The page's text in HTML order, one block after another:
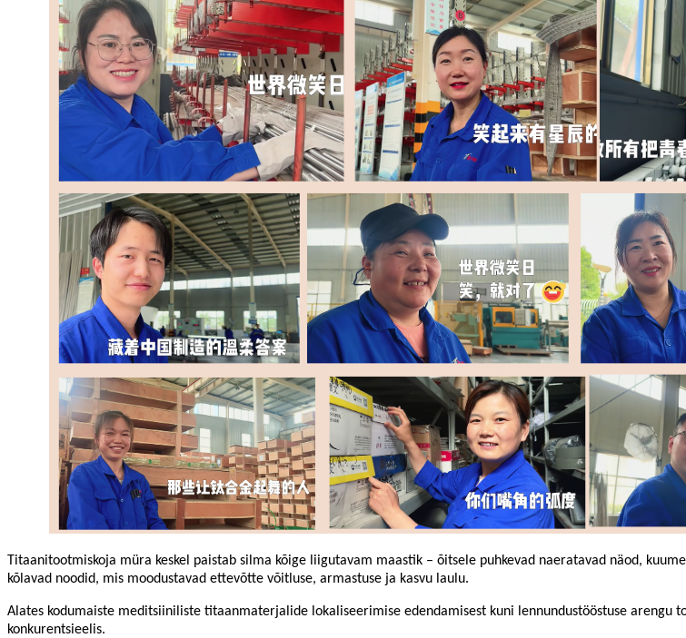
Titaanitootmiskoja müra keskel paistab silma kõige liigutavam maastik – õitsele puhkevad naeratavad näod,
kõlavad noodid, mis moodustavad ettevõtte võitluse, armastuse ja kasvu laulu.
Alates kodumaiste meditsiiniliste titaanmaterjalide lokaliseerimise edendamisest kuni lennundustööstuse
konkurentsieelis.